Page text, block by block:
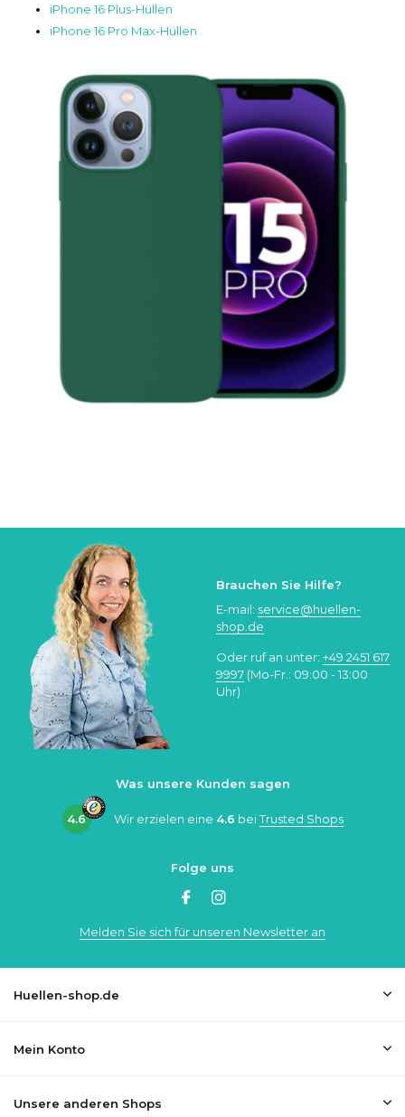
iPhone 16 Plus-Hüllen
iPhone 16 Pro Max-Hüllen
Brauchen Sie Hilfe?
E-mail: service@huellen-
shop.de
Oder ruf an unter: +49 2451 617
9997 (Mo-Fr.: 09:00 - 13:00
Uhr)
Was unsere Kunden sagen
4.6 Wir erzielen eine 4.6 beiTrusted Shops
Folge uns
Melden Sie sich für unseren Newsletter an
Huellen-shop.de
Mein Konto
Unsere anderen Shops